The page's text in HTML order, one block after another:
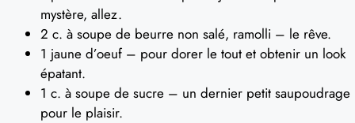
mystère, allez.
2 c. à soupe de beurre non salé, ramolli – le rêve.
1 jaune d’oeuf – pour dorer le tout et obtenir un look
épatant.
1 c. à soupe de sucre – un dernier petit saupoudrage
pour le plaisir.